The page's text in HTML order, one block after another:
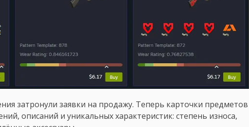
затронули заявки на продажу. Теперь карточки предметов
описаний и уникальных характеристик: степень износа,